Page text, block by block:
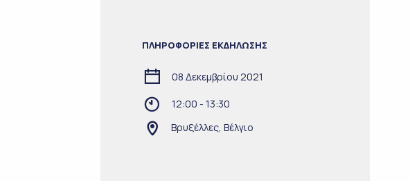
ΠΛΗΡΟΦΟΡΙΕΣ ΕΚΔΗΛΩΣΗΣ
08 Δεκεμβρίου 2021
12:00 - 13:30
Βρυξέλλες, Βέλγιο